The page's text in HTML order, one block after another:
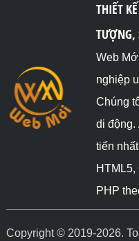
THIẾT
TƯỢNG,
Web
nghiệp
Chúng
di động.
tiến
PHP
Copyright © 2019-2026.